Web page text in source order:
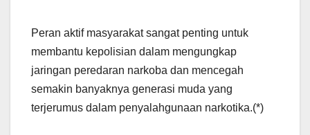
Peran aktif masyarakat sangat penting untuk
membantu kepolisian dalam mengungkap
jaringan peredaran narkoba dan mencegah
semakin banyaknya generasi muda yang
terjerumus dalam penyalahgunaan narkotika.(*)